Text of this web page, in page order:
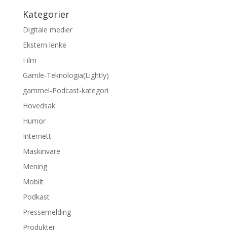
Kategorier
Digitale medier
Ekstern lenke
Film
Gamle-Teknologia(Lightly)
gammel-Podcast-kategori
Hovedsak
Humor
Internett
Maskinvare
Mening
Mobilt
Podkast
Pressemelding
Produkter